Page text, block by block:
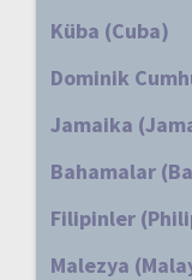
Küba (Cuba)
Dominik
Jamaika
Bahamalar
Filipinler
Malezya